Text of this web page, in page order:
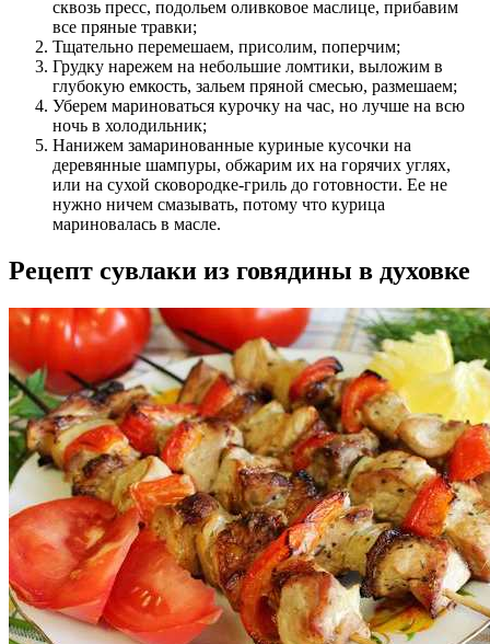
сквозь пресс, подольем оливковое маслице, прибавим
все пряные травки;
Тщательно перемешаем, присолим, поперчим;
Грудку нарежем на небольшие ломтики, выложим в
глубокую емкость, зальем пряной смесью, размешаем;
Уберем мариноваться курочку на час, но лучше на всю
ночь в холодильник;
Нанижем замаринованные куриные кусочки на
деревянные шампуры, обжарим их на горячих углях,
или на сухой сковородке-гриль до готовности. Ее не
нужно ничем смазывать, потому что курица
мариновалась в масле.
Рецепт сувлаки из говядины в духовке